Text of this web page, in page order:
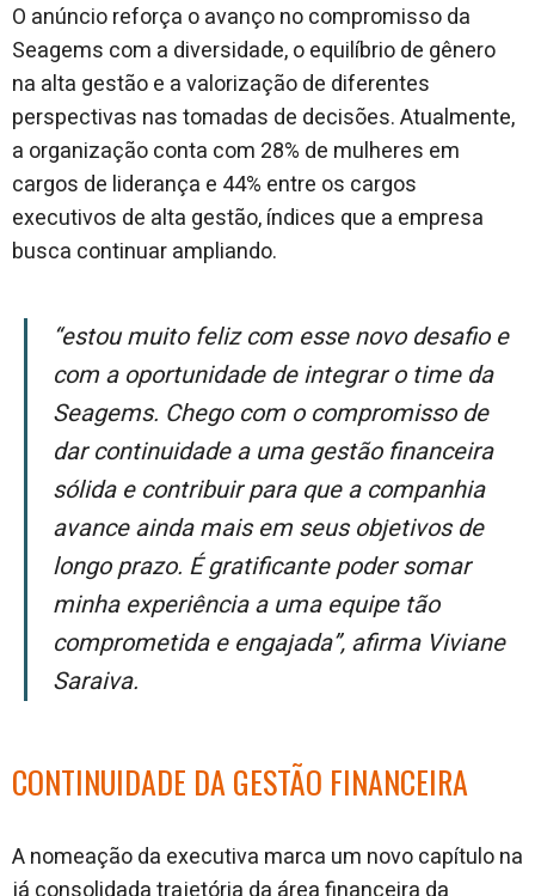
O anúncio reforça o avanço no compromisso da
Seagems com a diversidade, o equilíbrio de gênero
na alta gestão e a valorização de diferentes
perspectivas nas tomadas de decisões. Atualmente,
a organização conta com 28% de mulheres em
cargos de liderança e 44% entre os cargos
executivos de alta gestão, índices que a empresa
busca continuar ampliando.
“Estou muito feliz com esse novo desafio e
com a oportunidade de integrar o time da
Seagems. Chego com o compromisso de
dar continuidade a uma gestão financeira
sólida e contribuir para que a companhia
avance ainda mais em seus objetivos de
longo prazo. É gratificante poder somar
minha experiência a uma equipe tão
comprometida e engajada”, afirma Viviane
Saraiva.
CONTINUIDADE DA GESTÃO FINANCEIRA
A nomeação da executiva marca um novo capítulo na